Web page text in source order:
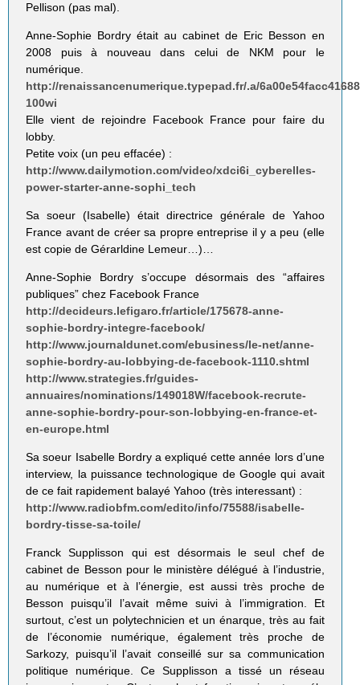
Pellison (pas mal).
Anne-Sophie Bordry était au cabinet de Eric Besson en
2008 puis à nouveau dans celui de NKM pour le
numérique.
http://renaissancenumerique.typepad.fr/.a/
100wi
Elle vient de rejoindre Facebook France pour faire du
lobby.
Petite voix (un peu effacée) :
http://www.dailymotion.com/video/xdci6i_cyberelles-
power-starter-anne-sophi_tech
Sa soeur (Isabelle) était directrice générale de Yahoo
France avant de créer sa propre entreprise il y a peu (elle
est copie de Gérarldine Lemeur…)…
Anne-Sophie Bordry s’occupe désormais des “affaires
publiques” chez Facebook France
http://decideurs.lefigaro.fr/article/175678-anne-
sophie-bordry-integre-facebook/
http://www.journaldunet.com/ebusiness/le-net/anne-
sophie-bordry-au-lobbying-de-facebook-1110.shtml
http://www.strategies.fr/guides-
annuaires/nominations/149018W/facebook-recrute-
anne-sophie-bordry-pour-son-lobbying-en-france-et-
en-europe.html
Sa soeur Isabelle Bordry a expliqué cette année lors d’une
interview, la puissance technologique de Google qui avait
de ce fait rapidement balayé Yahoo (très interessant) :
http://www.radiobfm.com/edito/info/75588/isabelle-
bordry-tisse-sa-toile/
Franck Supplisson qui est désormais le seul chef de
cabinet de Besson pour le ministère délégué à l’industrie,
au numérique et à l’énergie, est aussi très proche de
Besson puisqu’il l’avait même suivi à l’immigration. Et
surtout, c’est un polytechnicien et un énarque, très au fait
de l’économie numérique, également très proche de
Sarkozy, puisqu’il l’avait conseillé sur sa communication
politique numérique. Ce Supplisson a tissé un réseau